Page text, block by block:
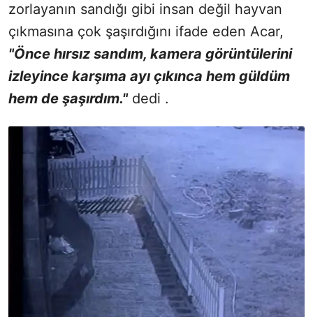
zorlayanın sandığı gibi insan değil hayvan
çıkmasına çok şaşırdığını ifade eden Acar,
"Önce hırsız sandım, kamera görüntülerini
izleyince karşıma ayı çıkınca hem güldüm
hem de şaşırdım."dedi .